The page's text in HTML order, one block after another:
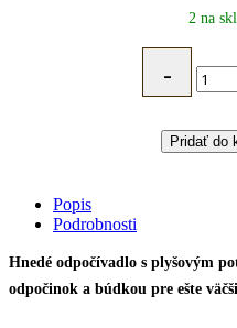
72.90 €.
is:
55.90 €.
2 na
Magic
Cat
hnedé
quantity
Pridať do
Popis
Podrobnosti
Hnedé odpočívadlo s plyšovým
odpočinok a búdkou pre ešte